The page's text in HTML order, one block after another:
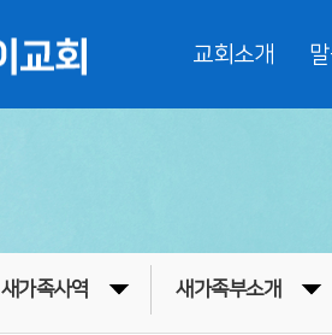
교회소개
새가족사역 새가족부소개